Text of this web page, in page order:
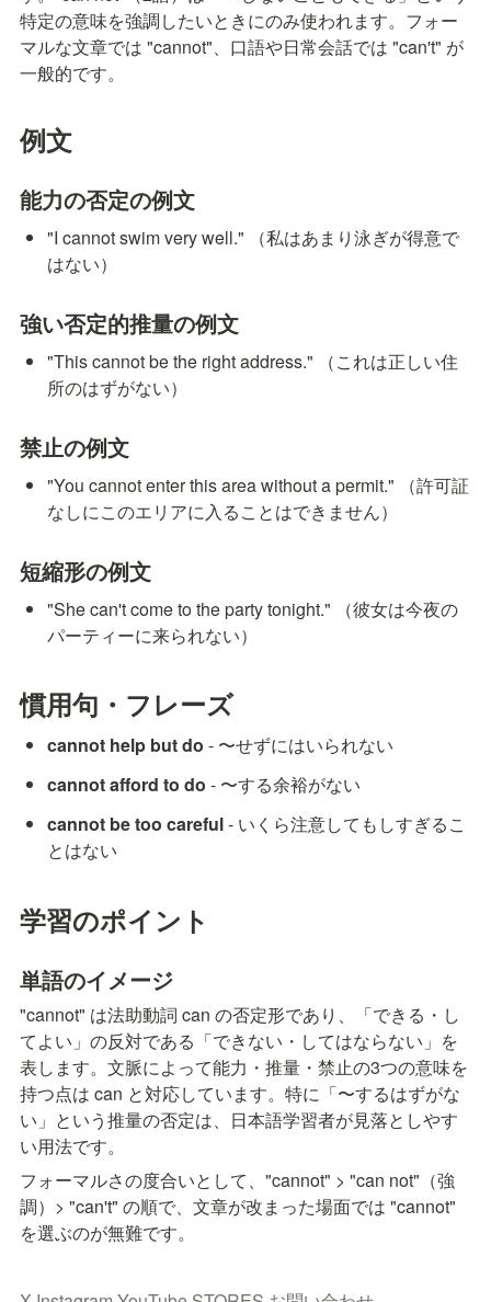
特定の意味を強調したいときにのみ使われます。フォー
マルな文章では "cannot"、口語や日常会話では "can't" が
一般的です。
例文
能力の否定の例文
"I cannot swim very well." （私はあまり泳ぎが得意で
はない）
強い否定的推量の例文
"This cannot be the right address." （これは正しい住
所のはずがない）
禁止の例文
"You cannot enter this area without a permit." （許可証
なしにこのエリアに入ることはできません）
短縮形の例文
"She can't come to the party tonight." （彼女は今夜の
パーティーに来られない）
慣用句・フレーズ
cannot help but do - 〜せずにはいられない
cannot afford to do - 〜する余裕がない
cannot be too careful - いくら注意してもしすぎるこ
とはない
学習のポイント
単語のイメージ
"cannot" は法助動詞 can の否定形であり、「できる・し
てよい」の反対である「できない・してはならない」を
表します。文脈によって能力・推量・禁止の3つの意味を
持つ点は can と対応しています。特に「〜するはずがな
い」という推量の否定は、日本語学習者が見落としやす
い用法です。
フォーマルさの度合いとして、"cannot" > "can not"（強
調）> "can't" の順で、文章が改まった場面では "cannot"
を選ぶのが無難です。